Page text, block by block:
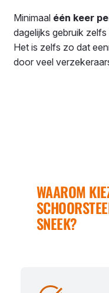
Minimaal één keer
dagelijks gebruik zelfs
Het is zelfs zo dat
door veel
WAAROM
SNEEK?